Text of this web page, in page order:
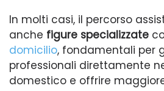
In molti casi, il percorso
anche figure specializzate
domicilio, fondamentali per
professionali direttamente
domestico e offrire